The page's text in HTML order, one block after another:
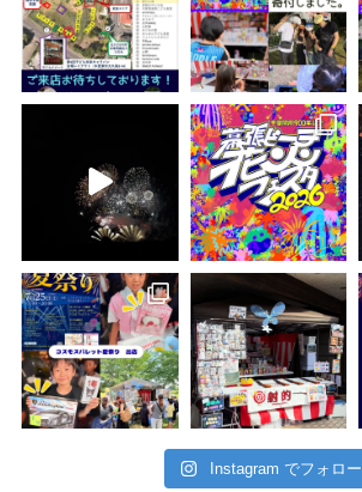
Instagram でフォロー